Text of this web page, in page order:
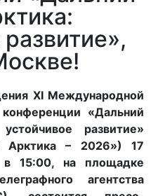
XI Международной
конференции «Дальний
развитие»
Арктика – 2026») 17
15:00, на площадке
агентства